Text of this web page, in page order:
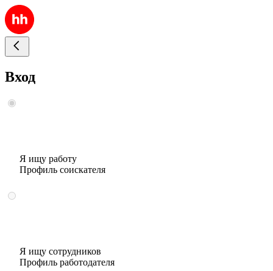
Вход
Я ищу работу
Профиль соискателя
Я ищу сотрудников
Профиль работодателя